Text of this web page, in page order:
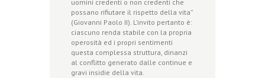
uomini credenti o non credenti che
possano rifiutare il rispetto della vita”
(Giovanni Paolo II). L’invito pertanto è:
ciascuno renda stabile con la propria
operosità ed i propri sentimenti
questa complessa struttura, dinanzi
al conflitto generato dalle continue e
gravi insidie della vita.